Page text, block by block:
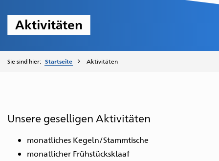
Aktivitäten
Sie sind hier: Startseite Aktivitäten
Unsere geselligen Aktivitäten
monatliches Kegeln/Stammtische
monatlicher Frühstücksklaaf